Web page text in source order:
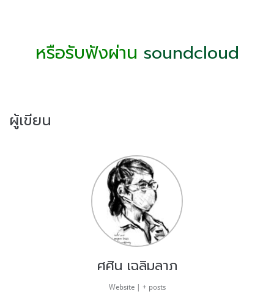
หรือรับฟังผ่าน soundcloud
ผู้เขียน
ศศิน เฉลิมลาภ
Website | + posts